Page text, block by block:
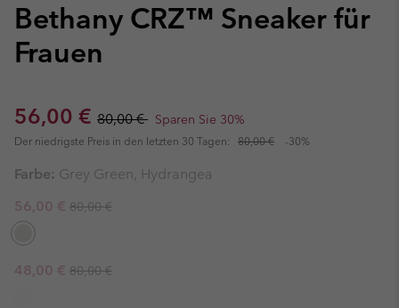
Bethany CRZ™ Sneaker für
Frauen
Sale price:
56,00 € Regular price:
80,00 € Sparen Sie 30%
Der niedrigste Preis in den letzten 30 Tagen: 80,00 € -30%
Farbe: Grey Green, Hydrangea
Sale price:
56,00 € Regular price:
80,00 €
Sale price:
48,00 € Regular price:
80,00 €